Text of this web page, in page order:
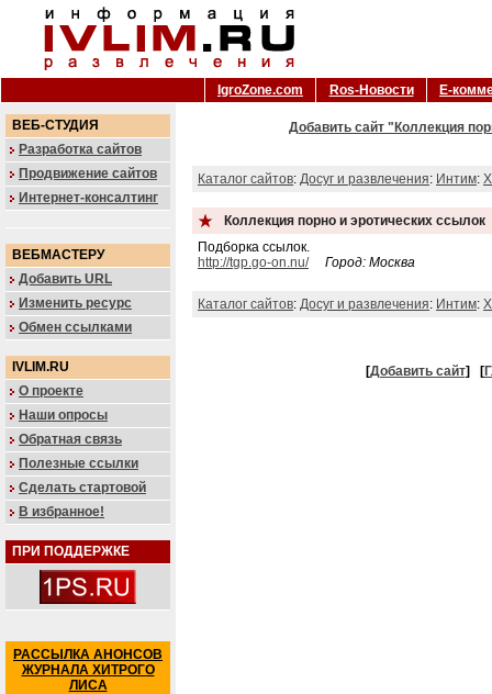
IgroZone.com Ros-Новости Е-
ВЕБ-СТУДИЯ
Разработка сайтов
Продвижение сайтов
Интернет-консалтинг
ВЕБМАСТЕРУ
Добавить URL
Изменить ресурс
Обмен ссылками
IVLIM.RU
О проекте
Наши опросы
Обратная связь
Полезные ссылки
Сделать стартовой
В избранное!
ПРИ ПОДДЕРЖКЕ
РАССЫЛКА АНОНСОВ
ЖУРНАЛА ХИТРОГО
ЛИСА
Добавить сайт "Коллекция
Каталог сайтов: Досуг и развлечения: Интим:
Коллекция порно и эротических ссылок
Подборка ссылок.
http://tgp.go-on.nu/
Город: Москва
Каталог сайтов: Досуг и развлечения: Интим:
[Добавить сайт] [